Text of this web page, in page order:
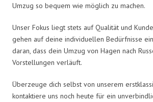
Umzug so bequem wie möglich zu machen.
Unser Fokus liegt stets auf Qualität und
gehen auf deine individuellen Bedürfnisse
daran, dass dein Umzug von Hagen nach
Vorstellungen verläuft.
Überzeuge dich selbst von unserem
kontaktiere uns noch heute für ein